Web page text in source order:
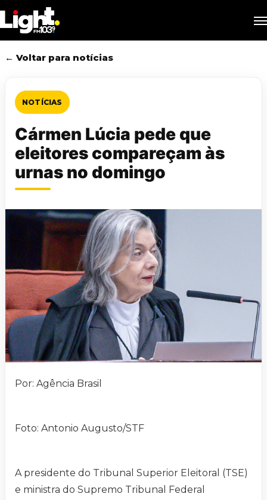
to
main
content
← Voltar para notícias
NOTÍCIAS
Cármen Lúcia pede que
eleitores compareçam às
urnas no domingo
Por: Agência Brasil
Foto: Antonio Augusto/STF
A presidente do Tribunal Superior Eleitoral (TSE)
e ministra do Supremo Tribunal Federal